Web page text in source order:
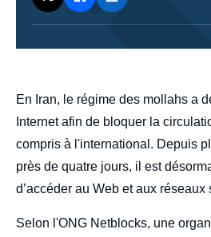
body
En Iran, le régime des mollahs a
Internet afin de bloquer la
compris à l'international. Depuis
près de quatre jours, il est
d’accéder au Web et aux réseaux
Selon l'ONG Netblocks, une